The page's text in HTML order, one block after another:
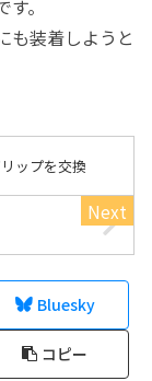
。
も装着しようと
ップを交換
Bluesky
コピー